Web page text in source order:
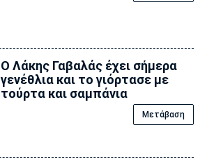
Ο Λάκης Γαβαλάς έχει σήμερα
γενέθλια και το γιόρτασε με
τούρτα και σαμπάνια
Μετάβαση